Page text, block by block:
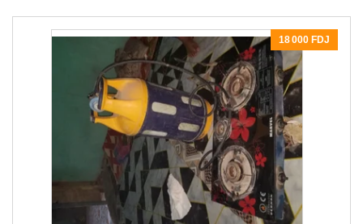
18 000 FDJ